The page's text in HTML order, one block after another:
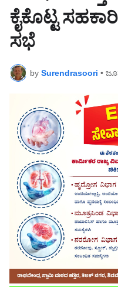
ಕೈಕೊಟ್ಟ
ಸಭೆ
by Surendrasoori •